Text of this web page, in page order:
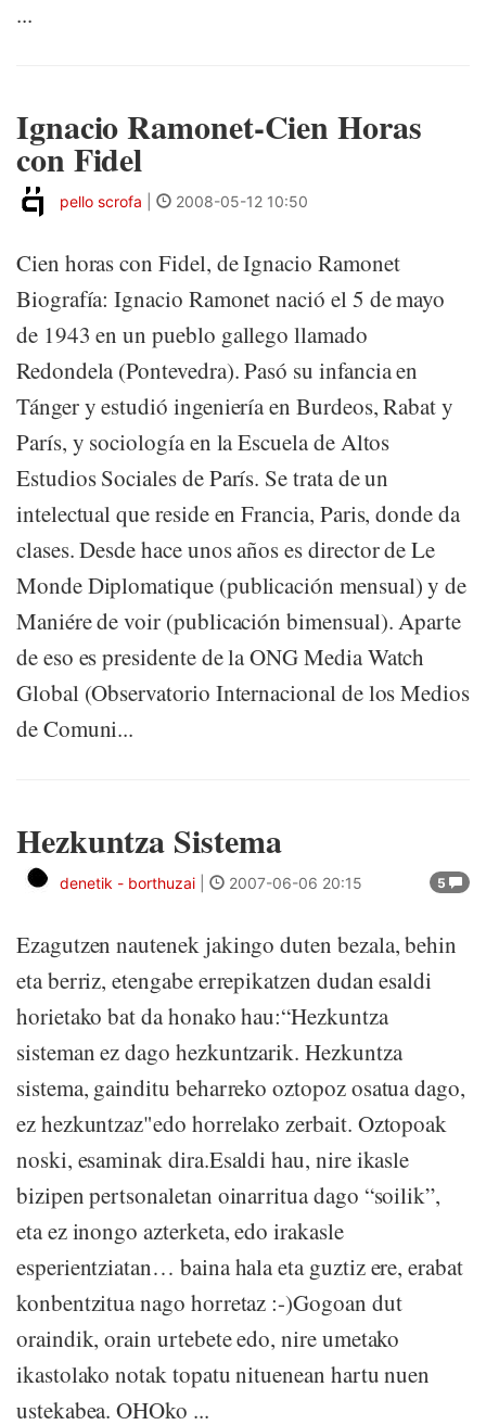
...
Ignacio Ramonet-Cien Horas
con Fidel
pello scrofa 2008-05-12 10:50
Cien horas con Fidel, de Ignacio Ramonet
Biografía: Ignacio Ramonet nació el 5 de mayo
de 1943 en un pueblo gallego llamado
Redondela (Pontevedra). Pasó su infancia en
Tánger y estudió ingeniería en Burdeos, Rabat y
París, y sociología en la Escuela de Altos
Estudios Sociales de París. Se trata de un
intelectual que reside en Francia, Paris, donde da
clases. Desde hace unos años es director de Le
Monde Diplomatique (publicación mensual) y de
Maniére de voir (publicación bimensual). Aparte
de eso es presidente de la ONG Media Watch
Global (Observatorio Internacional de los Medios
de Comuni...
Hezkuntza Sistema
5
denetik - borthuzai 2007-06-06 20:15
Ezagutzen nautenek jakingo duten bezala, behin
eta berriz, etengabe errepikatzen dudan esaldi
horietako bat da honako hau:“Hezkuntza
sisteman ez dago hezkuntzarik. Hezkuntza
sistema, gainditu beharreko oztopoz osatua dago,
ez hezkuntzaz"edo horrelako zerbait. Oztopoak
noski, esaminak dira.Esaldi hau, nire ikasle
bizipen pertsonaletan oinarritua dago “soilik”,
eta ez inongo azterketa, edo irakasle
esperientziatan… baina hala eta guztiz ere, erabat
konbentzitua nago horretaz :-)Gogoan dut
oraindik, orain urtebete edo, nire umetako
ikastolako notak topatu nituenean hartu nuen
ustekabea. OHOko ...